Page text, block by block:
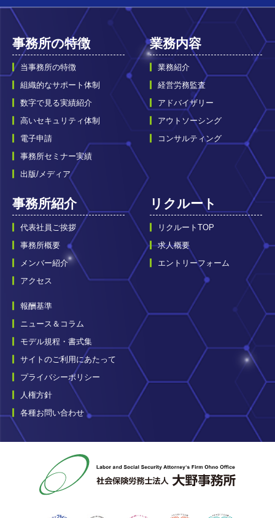
事務所の特徴
当事務所の特徴
組織的なサポート体制
数字で見る実績紹介
高いセキュリティ体制
電子申請
事務所セミナー実績
出版/メディア
業務内容
業務紹介
経営労務監査
アドバイザリー
アウトソーシング
コンサルティング
事務所紹介
代表社員ご挨拶
事務所概要
メンバー紹介
アクセス
リクルート
リクルートTOP
求人概要
エントリーフォーム
報酬基準
ニュース＆コラム
モデル規程・書式集
サイトのご利用にあたって
プライバシーポリシー
人権方針
各種お問い合わせ